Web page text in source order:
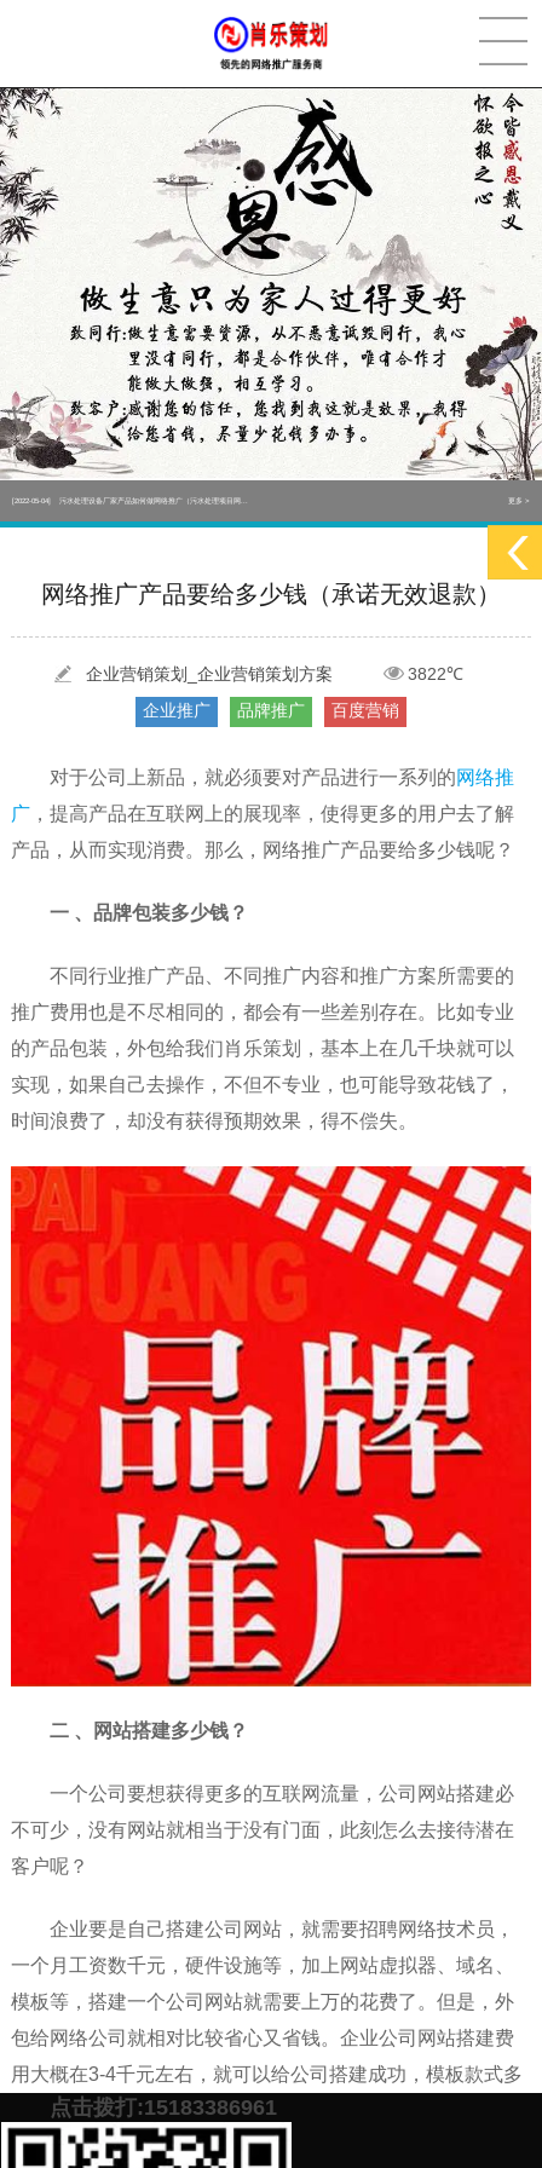
[2022-05-29] 实体门店如何做网络推广吸引客户，实体店网络营销技巧... 更多 >
更多 >
疫情当下公司企业品牌网络营销策划推广怎么做，国内知...
网络推广产品要给多少钱（承诺无效退款）
企业营销策划_企业营销策划方案
3822℃
企业推广
品牌推广 百度营销
对于公司上新品，就必须要对产品进行一系列的网络推
广，提高产品在互联网上的展现率，使得更多的用户去了解
产品，从而实现消费。那么，网络推广产品要给多少钱呢？
一 、品牌包装多少钱？
不同行业推广产品、不同推广内容和推广方案所需要的
推广费用也是不尽相同的，都会有一些差别存在。比如专业
的产品包装，外包给我们肖乐策划，基本上在几千块就可以
实现，如果自己去操作，不但不专业，也可能导致花钱了，
时间浪费了，却没有获得预期效果，得不偿失。
二 、网站搭建多少钱？
一个公司要想获得更多的互联网流量，公司网站搭建必
不可少，没有网站就相当于没有门面，此刻怎么去接待潜在
客户呢？
企业要是自己搭建公司网站，就需要招聘网络技术员，
一个月工资数千元，硬件设施等，加上网站虚拟器、域名、
模板等，搭建一个公司网站就需要上万的花费了。但是，外
包给网络公司就相对比较省心又省钱。企业公司网站搭建费
用大概在3-4千元左右，就可以给公司搭建成功，模板款式多
样，能够满足不同的行业公司的需求。
点击拨打:15183386961